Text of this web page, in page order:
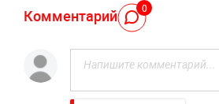
Комментарий 0